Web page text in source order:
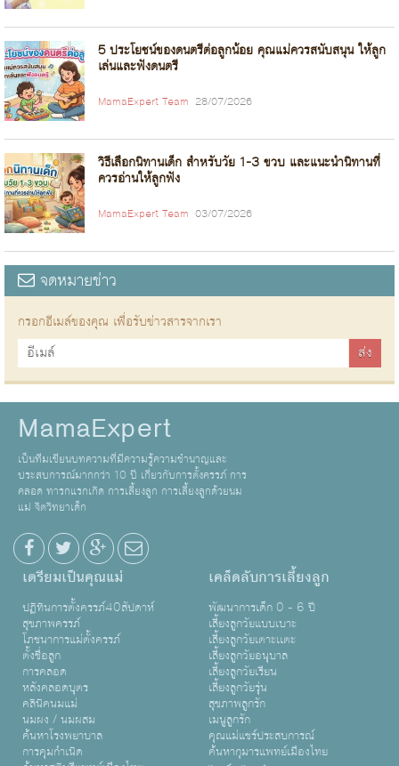
5 ประโยชน์ของดนตรีต่อลูกน้อย คุณแม่ควรสนับสนุน ให้ลูก
เล่นและฟังดนตรี
MamaExpert Team 28/07/2026
วิธีเลือกนิทานเด็ก สำหรับวัย 1-3 ขวบ และแนะนำนิทานที่
ควรอ่านให้ลูกฟัง
MamaExpert Team 03/07/2026
จดหมายข่าว
กรอกอีเมล์ของคุณ เพื่อรับข่าวสารจากเรา
MamaExpert
เป็นทีมเขียนบทความที่มีความรู้ความชำนาญและ
ประสบการณ์มากกว่า 10 ปี เกี่ยวกับการตั้งครรภ์ การ
คลอด ทารกแรกเกิด การเลี้ยงลูก การเลี้ยงลูกด้วยนม
แม่ จิตวิทยาเด็ก
เตรียมเป็นคุณแม่
ปฏิทินการตั้งครรภ์40สัปดาห์
สุขภาพครรภ์
โภชนาการแม่ตั้งครรภ์
ตั้งชื่อลูก
การคลอด
หลังคลอดบุตร
คลินิคนมแม่
นมผง / นมผสม
ค้นหาโรงพยาบาล
การคุมกำเนิด
เคล็ดลับการเลี้ยงลูก
พัฒนาการเด็ก 0 - 6 ปี
เลี้ยงลูกวัยแบบเบาะ
เลี้ยงลูกวัยเตาะเเตะ
เลี้ยงลูกวัยอนุบาล
เลี้ยงลูกวัยเรียน
เลี้ยงลูกวัยรุ่น
สุขภาพลูกรัก
เมนูลูกรัก
คุณแม่แชร์ประสบการณ์
ค้นหากุมารแพทย์เมืองไทย